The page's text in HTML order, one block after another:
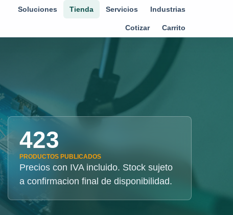
Soluciones Tienda Servicios Industrias
Cotizar Carrito
423
PRODUCTOS PUBLICADOS
Precios con IVA incluido. Stock sujeto
a confirmacion final de disponibilidad.